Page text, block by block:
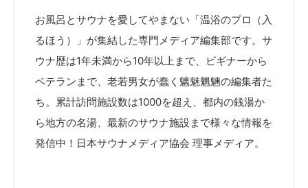
お風呂とサウナを愛してやまない「温浴のプロ（入
るほう）」が集結した専門メディア編集部です。サ
ウナ歴は1年未満から10年以上まで、ビギナーから
ベテランまで、老若男女が蠢く魑魅魍魎の編集者た
ち。累計訪問施設数は1000を超え、都内の銭湯か
ら地方の名湯、最新のサウナ施設まで様々な情報を
発信中！日本サウナメディア協会 理事メディア。